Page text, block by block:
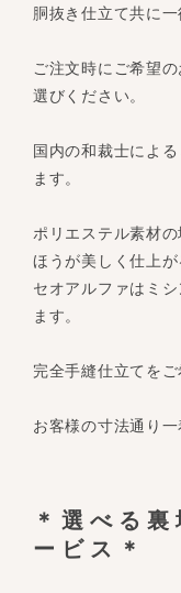
胴抜き仕立て共に一
ご注文時にご希望
選びください。
国内の和裁士によ
ます。
ポリエステル素材
ほうが美しく仕上が
セオアルファはミ
ます。
完全手縫仕立てを
お客様の寸法通り
＊選べる
ービス＊